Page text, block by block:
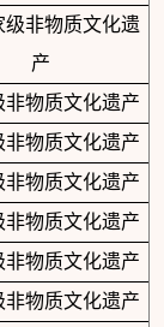
级非物质文化遗
产
非物质文化遗产
非物质文化遗产
非物质文化遗产
非物质文化遗产
非物质文化遗产
非物质文化遗产